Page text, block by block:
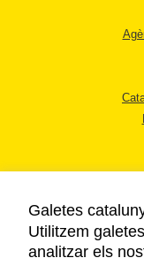
Galetes
Utilitzem
analitzar els